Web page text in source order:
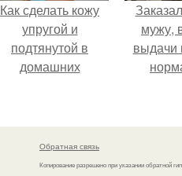
Как сделать кожу
упругой и
подтянутой в
домашних
мужу,
выдачи
Обратная связь
Копирование разрешено при указании обратной